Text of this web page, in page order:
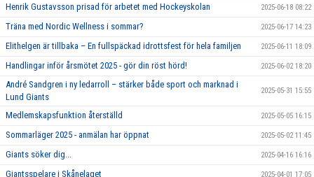
Henrik Gustavsson prisad för arbetet med Hockeyskolan 2025-06-18 08:22
Träna med Nordic Wellness i sommar? 2025-06-17 14:23
Elithelgen är tillbaka – En fullspäckad idrottsfest för hela familjen 2025-06-11 18:09
Handlingar inför årsmötet 2025 - gör din röst hörd! 2025-06-02 18:20
André Sandgren i ny ledarroll – stärker både sport och marknad i
Lund Giants
2025-05-31 15:55
Medlemskapsfunktion återställd 2025-05-05 16:15
Sommarläger 2025 - anmälan har öppnat 2025-05-02 11:45
Giants söker dig... 2025-04-16 16:16
Giantsspelare i Skånelaget 2025-04-01 17:05